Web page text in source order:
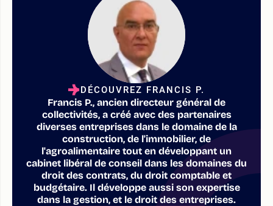
DÉCOUVREZ FRANCIS P.
Francis P., ancien directeur général de
collectivités, a créé avec des partenaires
diverses entreprises dans le domaine de la
construction, de l'immobilier, de
l'agroalimentaire tout en développant un
cabinet libéral de conseil dans les domaines du
droit des contrats, du droit comptable et
budgétaire. Il développe aussi son expertise
dans la gestion, et le droit des entreprises.